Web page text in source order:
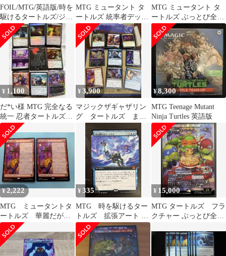
FOIL/MTG/英語版/時を
駆けるタートルズ/ジャ
パン・ショーケース
MTG ミュータント タ
ートルズ 統率者デッキ
英語版 TMNT
MTG ミュータント タ
ートルズ ぶっとび全
開、ミケランジェロ
¥ 1,100
だ*い様 MTG 完全なる
統一 忍者タートルズコ
ラボ まとめ売
¥3,900
マジックザギャザリン
グ タートルズ まと
¥8,300
MTG Teenage Mutant
Ninja Turtles 英語版
¥2,222
MTG ミュータントタ
ートルズ 華麗だが無
礼者 2枚 日本語
¥335
MTG 時を駆けるター
トルズ 拡張アート 日
本語
¥ 15,000
MTG タートルズ フラ
クチャー ぶっとび全
リング 他9枚